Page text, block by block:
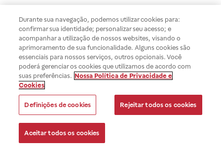
Durante sua navegação, podemos utilizar cookies para:
confirmar sua identidade; personalizar seu acesso; e
acompanhar a utilização de nossos websites, visando o
aprimoramento de sua funcionalidade. Alguns cookies são
essenciais para nossos serviços, outros opcionais. Você
poderá gerenciar os cookies que utilizamos de acordo com
suas preferências. Nossa Política de Privacidade e
Cookies
Definições de cookies Rejeitar todos os cookies
Aceitar todos os cookies